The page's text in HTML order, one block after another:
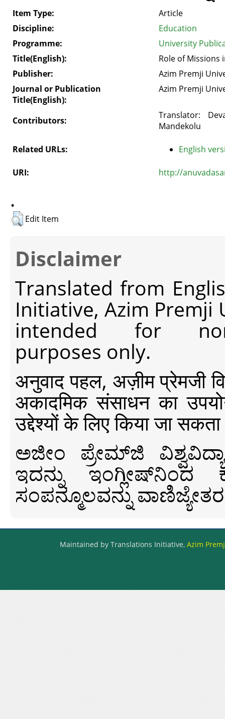
Item Type:
Article
Discipline:
Education
Programme:
University
Title(English):
Role of Missions
Publisher:
Azim Premji
Journal or Publication
Title(English):
Azim Premji
Contributors:
Translator:
Mandekolu
Related URLs: English
URI: http://
.
Edit Item
Disclaimer
Translated from
Initiative, Azim Premji
intended for non-
purposes only.
अनुवाद पहल, अज़ीम प्रेमजी
अकादमिक संसाधन का
उद्देश्यों के लिए किया जा
ಅಜೀಂ ಪ್ರೇಮ್‍ಜಿ
ಇದನ್ನು ಇಂಗ್ಲೀಷ್‍ನಿಂದ
ಸಂಪನ್ಮೂಲವನ್ನು
Maintained by Translations Initiative, Azim